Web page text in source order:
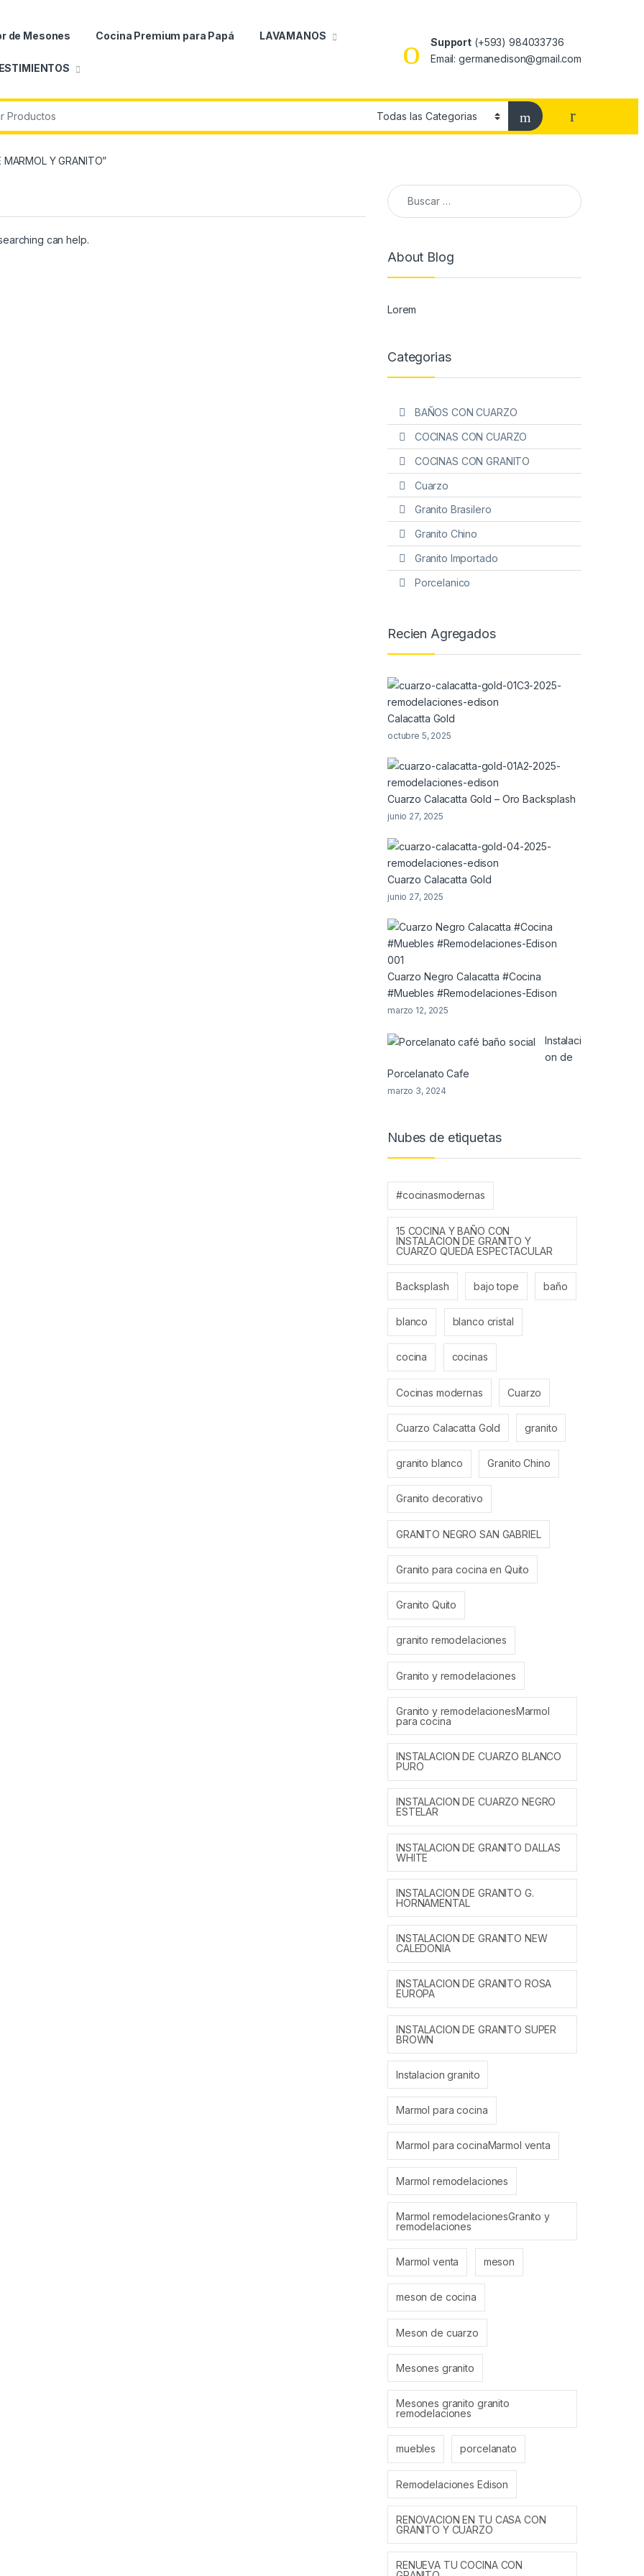
de Mesones Cocina Premium para Papá LAVAMANOS
Support (+593) 984033736
Email: germanedison@gmail.com
Y GRANITO”
can help.
Buscar:
About Blog
Lorem
Categorias
BAÑOS CON CUARZO
COCINAS CON CUARZO
COCINAS CON GRANITO
Cuarzo
Granito Brasilero
Granito Chino
Granito Importado
Porcelanico
Recien Agregados
Calacatta Gold
octubre 5, 2025
Cuarzo Calacatta Gold – Oro Backsplash
junio 27, 2025
Cuarzo Calacatta Gold
junio 27, 2025
Cuarzo Negro Calacatta #Cocina
#Muebles #Remodelaciones-Edison
marzo 12, 2025
Instalaci
on de
Porcelanato Cafe
marzo 3, 2024
Nubes de etiquetas
#cocinasmodernas
15 COCINA Y BAÑO CON
INSTALACION DE GRANITO Y
CUARZO QUEDA ESPECTACULAR
Backsplash bajo tope baño
blanco blanco cristal
cocina cocinas
Cocinas modernas Cuarzo
Cuarzo Calacatta Gold granito
granito blanco Granito Chino
Granito decorativo
GRANITO NEGRO SAN GABRIEL
Granito para cocina en Quito
Granito Quito
granito remodelaciones
Granito y remodelaciones
Granito y remodelacionesMarmol
para cocina
INSTALACION DE CUARZO BLANCO
PURO
INSTALACION DE CUARZO NEGRO
ESTELAR
INSTALACION DE GRANITO DALLAS
WHITE
INSTALACION DE GRANITO G.
HORNAMENTAL
INSTALACION DE GRANITO NEW
CALEDONIA
INSTALACION DE GRANITO ROSA
EUROPA
INSTALACION DE GRANITO SUPER
BROWN
Instalacion granito
Marmol para cocina
Marmol para cocinaMarmol venta
Marmol remodelaciones
Marmol remodelacionesGranito y
remodelaciones
Marmol venta meson
meson de cocina
Meson de cuarzo
Mesones granito
Mesones granito granito
remodelaciones
muebles porcelanato
Remodelaciones Edison
RENOVACION EN TU CASA CON
GRANITO Y CUARZO
RENUEVA TU COCINA CON